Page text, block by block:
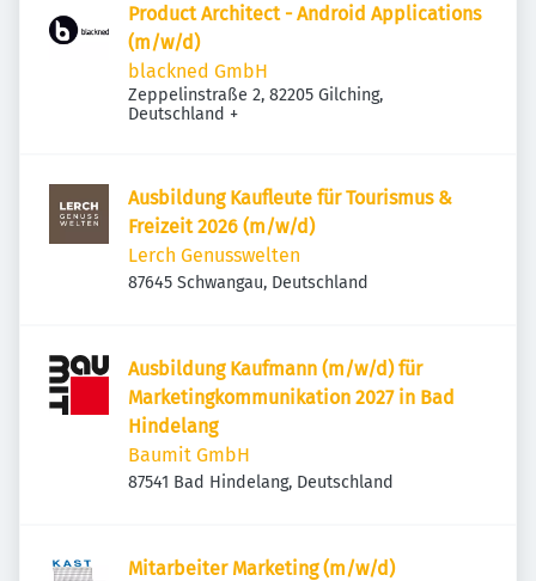
Product Architect - Android Applications
(m/w/d)
blackned GmbH
Zeppelinstraße 2, 82205 Gilching,
Deutschland +
Ausbildung Kaufleute für Tourismus &
Freizeit 2026 (m/w/d)
Lerch Genusswelten
87645 Schwangau, Deutschland
Ausbildung Kaufmann (m/w/d) für
Marketingkommunikation 2027 in Bad
Hindelang
Baumit GmbH
87541 Bad Hindelang, Deutschland
Mitarbeiter Marketing (m/w/d)